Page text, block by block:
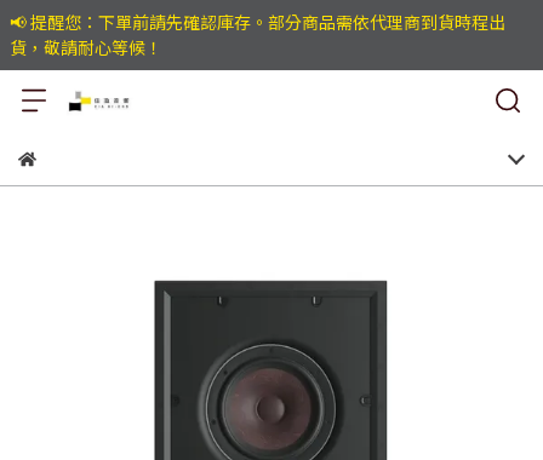
📢 提醒您：下單前請先確認庫存。部分商品需依代理商到貨時程出
貨，敬請耐心等候！